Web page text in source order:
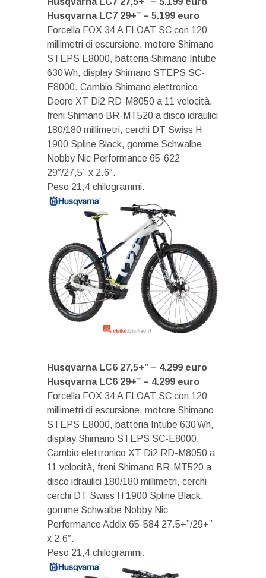
Husqvarna LC7 29+” – 5.199 euro
Forcella FOX 34 A FLOAT SC con 120
millimetri di escursione, motore Shimano
STEPS E8000, batteria Shimano Intube
630 Wh, display Shimano STEPS SC-
E8000. Cambio Shimano elettronico
Deore XT Di2 RD-M8050 a 11 velocità,
freni Shimano BR-MT520 a disco idraulici
180/180 millimetri, cerchi DT Swiss H
1900 Spline Black, gomme Schwalbe
Nobby Nic Performance 65-622
29″/27,5” x 2.6″.
Peso 21,4 chilogrammi.
Husqvarna LC6 27,5+” – 4.299 euro
Husqvarna LC6 29+” – 4.299 euro
Forcella FOX 34 A FLOAT SC con 120
millimetri di escursione, motore Shimano
STEPS E8000, batteria Intube 630 Wh,
display Shimano STEPS SC-E8000.
Cambio elettronico XT Di2 RD-M8050 a
11 velocità, freni Shimano BR-MT520 a
disco idraulici 180/180 millimetri, cerchi
cerchi DT Swiss H 1900 Spline Black,
gomme Schwalbe Nobby Nic
Performance Addix 65-584 27.5+”/29+”
x 2.6″.
Peso 21,4 chilogrammi.